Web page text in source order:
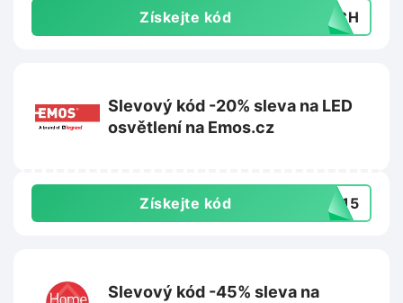
Získejte kód ERCH
Slevový kód -20% sleva na LED
osvětlení na Emos.cz
Získejte kód ED15
Slevový kód -45% sleva na